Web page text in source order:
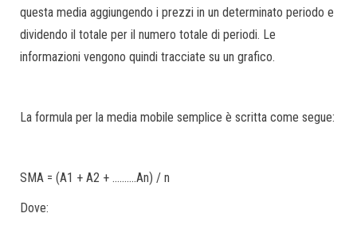
questa media aggiungendo i prezzi in un determinato periodo e
dividendo il totale per il numero totale di periodi. Le
informazioni vengono quindi tracciate su un grafico.
La formula per la media mobile semplice è scritta come segue:
SMA = (A1 + A2 + ……….An) / n
Dove: